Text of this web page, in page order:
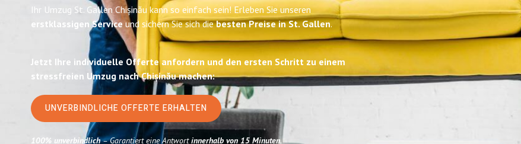
Ihr Umzug St. Gallen Chișinău kann so einfach sein! Erleben Sie unseren
erstklassigen Service und sichern Sie sich diebesten Preise in St. Gallen.
Jetzt Ihre individuelle Offerte anfordern und den ersten Schritt zu einem
stressfreien Umzug nach Chișinău machen:
UNVERBINDLICHE OFFERTE ERHALTEN
100% unverbindlich– Garantiert eine Antwortinnerhalb von 15 Minuten.